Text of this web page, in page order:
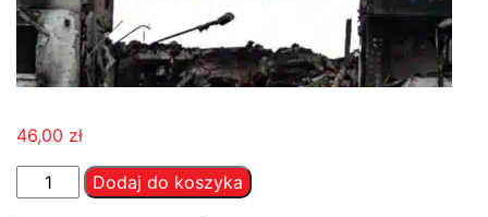
46,00 zł
ilość
III
Dodaj do koszyka